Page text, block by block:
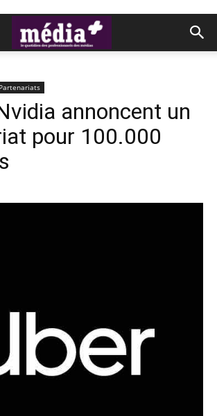
annoncent un
pour 100.000